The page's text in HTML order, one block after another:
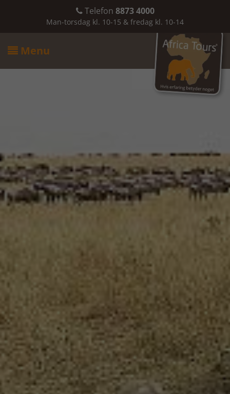
Telefon 8873 4000
Man-torsdag kl. 10-15 & fredag kl. 10-14
 Menu